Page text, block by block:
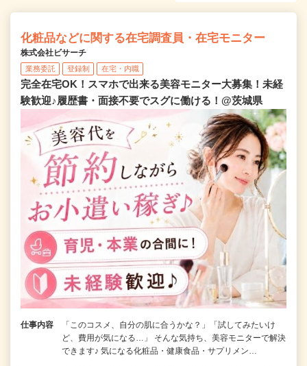
化粧品などに関する在宅調査員・在宅モニター
株式会社ビサーチ
業務委託 登録制 在宅・内職
完全在宅OK！スマホで出来る美容モニター大募集！未経
験歓迎♪履歴書・面接不要でスグに働ける！@茨城県
仕事内容
「このコスメ、自分の肌に合うかな？」「試してみたいけ
ど、費用が気になる…」 そんな気持ち、美容モニターで解決
できます♪ 気になる化粧品・健康食品・サプリメン…